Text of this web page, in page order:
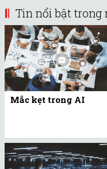
Tin nổi bật trong
Mắc kẹt trong AI